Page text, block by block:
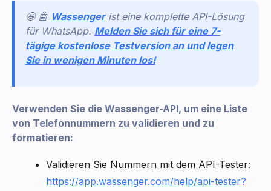
🤩 🤖 Wassengerist eine komplette API-Lösung
für WhatsApp. Melden Sie sich für eine 7-
tägige kostenlose Testversion an und legen
Sie in wenigen Minuten los!
Verwenden Sie die Wassenger-API, um eine Liste
von Telefonnummern zu validieren und zu
formatieren:
Validieren Sie Nummern mit dem API-Tester:
https://app.wassenger.com/help/api-tester?